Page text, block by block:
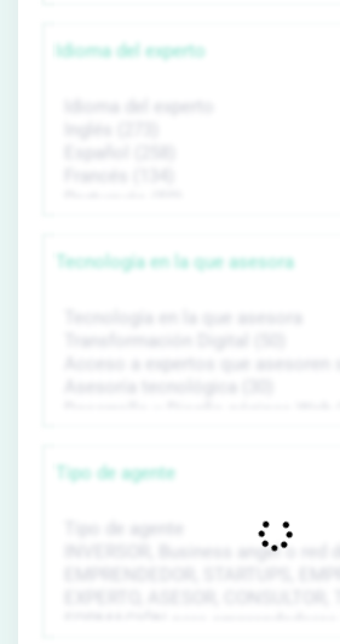
Idioma del experto
Tecnología en la que asesora
Tipo de agente